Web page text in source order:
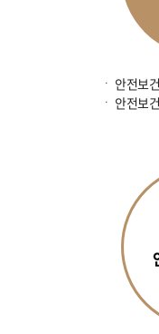
안전보
안전보